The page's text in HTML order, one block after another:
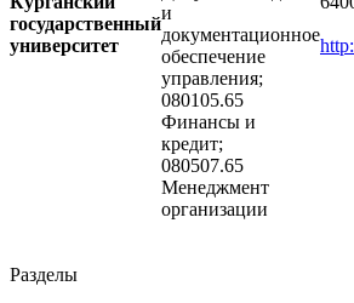
государственный
университет
и
документационное
обеспечение
управления;
080105.65
Финансы и
кредит;
080507.65
Менеджмент
организации
Разделы